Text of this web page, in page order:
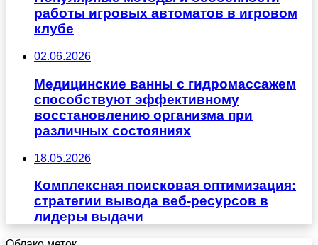
работы игровых автоматов в игровом
клубе
02.06.2026
Медицинские ванны с гидромассажем
способствуют эффективному
восстановлению организма при
различных состояниях
18.05.2026
Комплексная поисковая оптимизация:
стратегии вывода веб-ресурсов в
лидеры выдачи